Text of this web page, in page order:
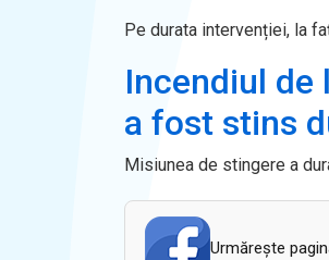
Pe durata intervenției, la
Incendiul
a fost stins
Misiunea de stingere a
Urmăreşte